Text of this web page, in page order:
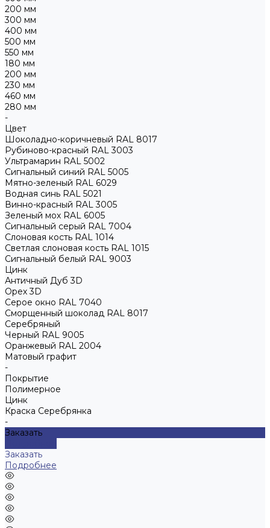
200 мм
300 мм
400 мм
500 мм
550 мм
180 мм
200 мм
230 мм
460 мм
280 мм
-
Цвет
Шоколадно-коричневый RAL 8017
Рубиново-красный RAL 3003
Ультрамарин RAL 5002
Сигнальный синий RAL 5005
Мятно-зеленый RAL 6029
Водная синь RAL 5021
Винно-красный RAL 3005
Зеленый мох RAL 6005
Сигнальный серый RAL 7004
Слоновая кость RAL 1014
Светлая слоновая кость RAL 1015
Сигнальный белый RAL 9003
Цинк
Античный Дуб 3D
Орех 3D
Серое окно RAL 7040
Сморщенный шоколад RAL 8017
Серебряный
Черный RAL 9005
Оранжевый RAL 2004
Матовый графит
-
Покрытие
Полимерное
Цинк
Краска Серебрянка
-
Заказать
Заказать
Подробнее